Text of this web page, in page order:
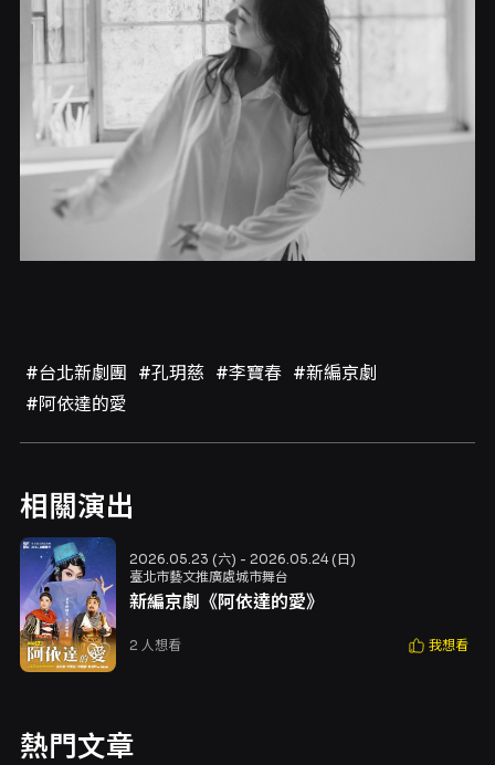
#台北新劇團 #孔玥慈 #李寶春 #新編京劇
#阿依達的愛
相關演出
2026.05.23 (六) - 2026.05.24 (日)
臺北市藝文推廣處城市舞台
新編京劇《阿依達的愛》
2 人想看 我想看
熱門文章